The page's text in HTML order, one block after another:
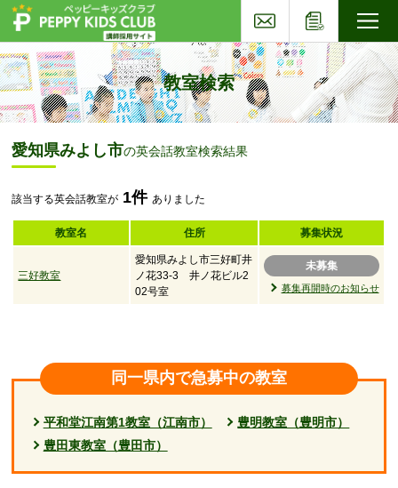
教室検索
愛知県みよし市の英会話教室検索結果
該当する英会話教室が 1件 ありました
教室名 住所 募集状況
三好教室
愛知県みよし市三好町井
ノ花33-3 井ノ花ビル2
02号室
未募集
募集再開時のお知らせ
同一県内で急募中の教室
平和堂江南第1教室（江南市）
豊明教室（豊明市）
豊田東教室（豊田市）